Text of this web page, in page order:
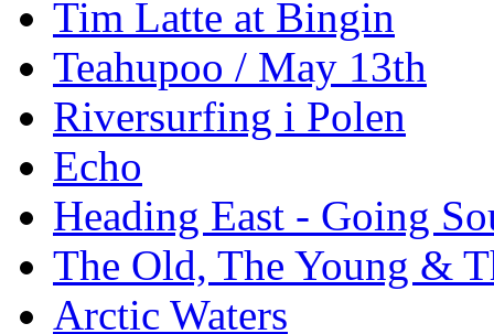
Tim Latte at Bingin
Teahupoo / May 13th
Riversurfing i Polen
Echo
Heading East - Going
The Old, The Young &
Arctic Waters